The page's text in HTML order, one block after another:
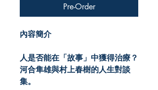
Pre-Order
內容簡介
人是否能在「故事」中獲得治療？
河合隼雄與村上春樹的人生對談
集。